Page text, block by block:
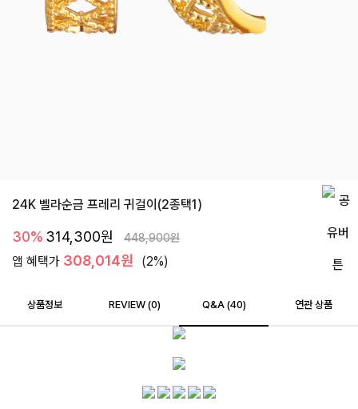
24K 벨라순금 프레리 귀걸이(2종택1)
30% 314,300원 448,900원
앱 혜택가 308,014원 (2%)
상품정보 REVIEW (0) Q&A (40) 연관 상품